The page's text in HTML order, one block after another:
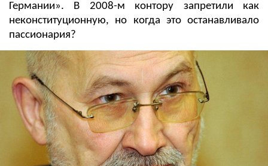
Германии». В 2008-м контору запретили как
неконституционную, но когда это останавливало
пассионария?